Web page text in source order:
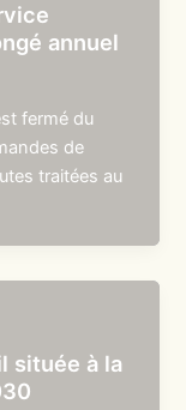
annuel
fermé du
de
traitées au
située à la